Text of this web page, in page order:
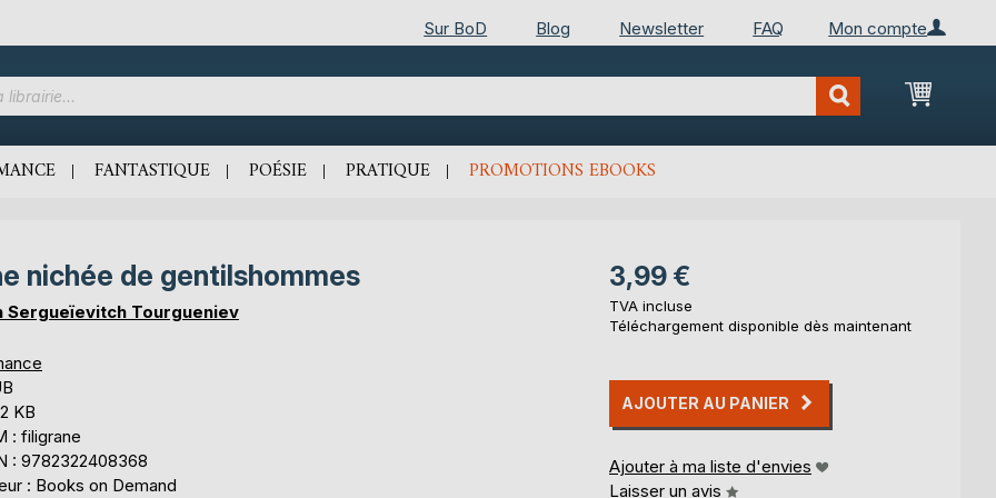
Mon compte
Sur BoD Blog Newsletter FAQ
Mon
FANTASTIQUE POÉSIE PRATIQUE PROMOTIONS EBOOKS
nichée de gentilshommes
Sergueïevitch Tourgueniev
KB
: filigrane
: 9782322408368
: Books on Demand
3,99 €
TVA incluse
Téléchargement disponible dès maintenant
AJOUTER AU PANIER
Ajouter à ma liste d'envies
Laisser un avis